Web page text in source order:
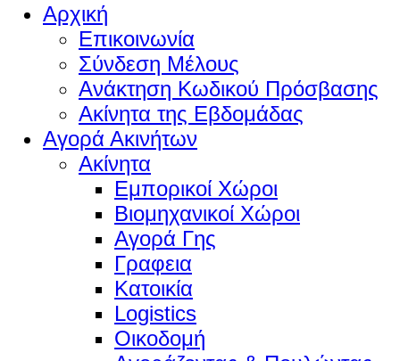
Αρχική
Επικοινωνία
Σύνδεση Μέλους
Ανάκτηση Κωδικού Πρόσβασης
Ακίνητα της Εβδομάδας
Αγορά Ακινήτων
Ακίνητα
Εμπορικοί Χώροι
Βιομηχανικοί Χώροι
Αγορά Γης
Γραφεια
Κατοικία
Logistics
Οικοδομή